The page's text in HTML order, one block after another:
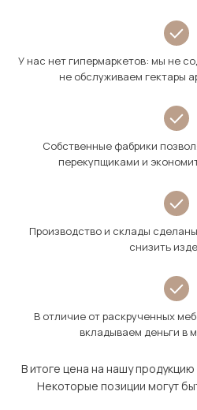
У нас нет гипермаркетов: мы не
не обслуживаем гектары
Собственные фабрики
перекупщиками и
Производство и склады
снизить
В отличие от раскрученных
вкладываем деньги в
В итоге цена на нашу
Некоторые позиции могут